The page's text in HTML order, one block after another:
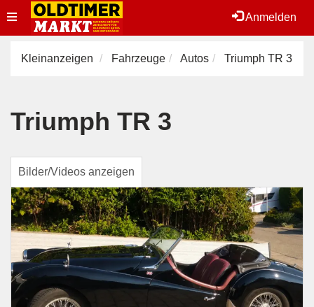
Anmelden
Toggle
navigation
Kleinanzeigen Fahrzeuge Autos Triumph TR 3
Triumph TR 3
Bilder/Videos anzeigen